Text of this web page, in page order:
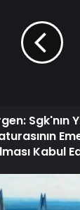
Sgk'nın
Kabul